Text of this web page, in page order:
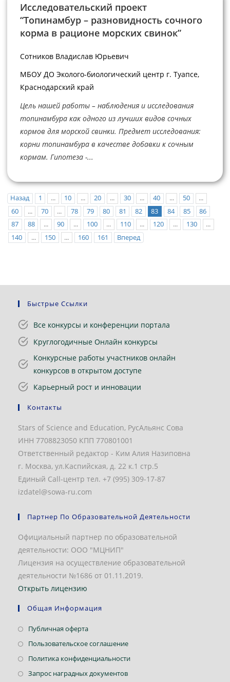
Исследовательский проект
“Топинамбур – разновидность сочного
корма в рационе морских свинок”
Сотников Владислав Юрьевич
МБОУ ДО Эколого-биологический центр г. Туапсе,
Краснодарский край
Цель нашей работы – наблюдения и исследования
топинамбура как одного из лучших видов сочных
кормов для морской свинки. Предмет исследования:
корни топинамбура в качестве добавки к сочным
кормам. Гипотеза -...
Назад 1 ... 10 ... 20 ... 30 ... 40 ... 50
...
60
... 70 ... 78 79 80 81 82 83 84 85
86
87
88 ... 90 ... 100 ... 110 ... 120 ... 130
...
140
... 150 ... 160 161 Вперед
Быстрые Ссылки
Все конкурсы и конференции портала
Круглогодичные Онлайн конкурсы
Конкурсные работы участников онлайн
конкурсов в открытом доступе
Карьерный рост и инновации
Контакты
Stars of Science and Education, РусАльянс Сова
ИНН 7708823050 КПП 770801001
Ответственный редактор - Ким Алия Назиповна
г. Москва, ул.Каспийская, д. 22 к.1 стр.5
Единый Call-центр тел. +7 (995) 309-17-87
izdatel@sowa-ru.com
Партнер По Образовательной Деятельности
Официальный партнер по образовательной
деятельности: ООО "МЦНИП"
Лицензия на осуществление образовательной
деятельности №1686 от 01.11.2019.
Открыть лицензию
Общая Информация
Публичная офертаОткроется
в
Пользовательское соглашениеОткроется
в
Политика конфиденциальностиОткроется
Запрос наградных документовОткроется